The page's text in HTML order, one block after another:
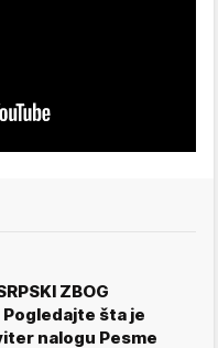
ZBOG
Pogledajte šta je
nalogu Pesme